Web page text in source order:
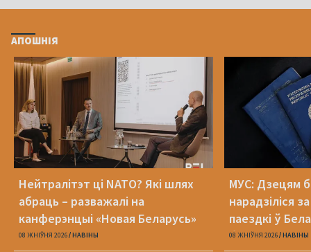
АПОШНІЯ
Нейтралітэт ці NATO? Які шлях
абраць – разважалі на
канферэнцыі «Новая Беларусь»
08 ЖНІЎНЯ 2026 НАВІНЫ
МУС: Дзецям
нарадзіліся
паездкі ў
беларускі
08 ЖНІЎНЯ 2026 НАВІНЫ